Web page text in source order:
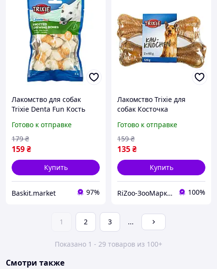
Лакомство для собак
Trixie Denta Fun Кость
см 5 шт 70 г
Готово к отправке
159₴
179 ₴
Купить
Baskit.market 97%
Лакомство Trixie для
собак Косточка
12 см 60 г/2 шт
(арт.27622)
Готово к отправке
135₴
159 ₴
Купить
RiZoo-ЗооМаркет 100%
1 2 3 ...
Показано 1 - 29 товаров из 100+
Смотри также